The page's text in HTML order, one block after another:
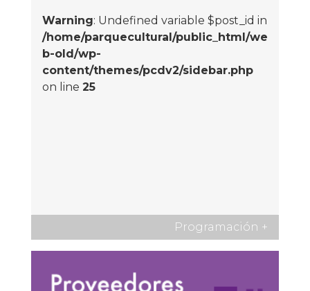
Warning: Undefined variable $post_id in
/home/parquecultural/public_html/we
b-old/wp-
content/themes/pcdv2/sidebar.php
on line 25
Programación +